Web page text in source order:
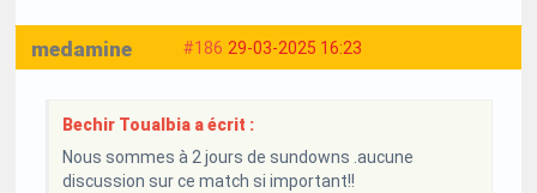
#186 29-03-2025 16:23
medamine
Bechir Toualbia a écrit :
Nous sommes à 2 jours de sundowns .aucune
discussion sur ce match si important!!